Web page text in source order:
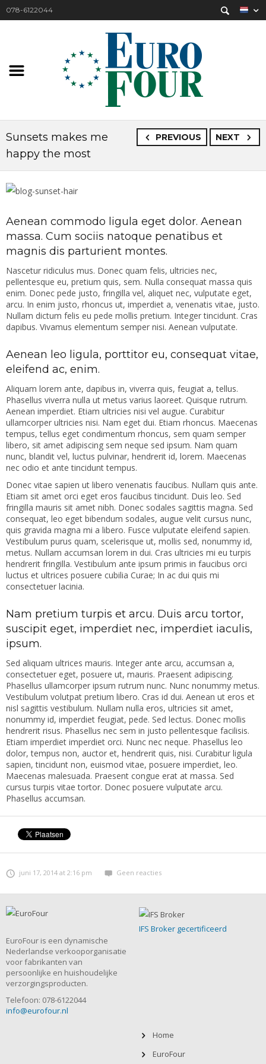
078-6122044
PREVIOUS NEXT
Sunsets makes me
happy the most
Aenean commodo ligula eget dolor. Aenean
massa. Cum sociis natoque penatibus et
magnis dis parturient montes.
Nascetur ridiculus mus. Donec quam felis, ultricies nec,
pellentesque eu, pretium quis, sem. Nulla consequat massa quis
enim. Donec pede justo, fringilla vel, aliquet nec, vulputate eget,
arcu. In enim justo, rhoncus ut, imperdiet a, venenatis vitae, justo.
Nullam dictum felis eu pede mollis pretium. Integer tincidunt. Cras
dapibus. Vivamus elementum semper nisi. Aenean vulputate.
Aenean leo ligula, porttitor eu, consequat vitae,
eleifend ac, enim.
Aliquam lorem ante, dapibus in, viverra quis, feugiat a, tellus.
Phasellus viverra nulla ut metus varius laoreet. Quisque rutrum.
Aenean imperdiet. Etiam ultricies nisi vel augue. Curabitur
ullamcorper ultricies nisi. Nam eget dui. Etiam rhoncus. Maecenas
tempus, tellus eget condimentum rhoncus, sem quam semper
libero, sit amet adipiscing sem neque sed ipsum. Nam quam
nunc, blandit vel, luctus pulvinar, hendrerit id, lorem. Maecenas
nec odio et ante tincidunt tempus.
Donec vitae sapien ut libero venenatis faucibus. Nullam quis ante.
Etiam sit amet orci eget eros faucibus tincidunt. Duis leo. Sed
fringilla mauris sit amet nibh. Donec sodales sagittis magna. Sed
consequat, leo eget bibendum sodales, augue velit cursus nunc,
quis gravida magna mi a libero. Fusce vulputate eleifend sapien.
Vestibulum purus quam, scelerisque ut, mollis sed, nonummy id,
metus. Nullam accumsan lorem in dui. Cras ultricies mi eu turpis
hendrerit fringilla. Vestibulum ante ipsum primis in faucibus orci
luctus et ultrices posuere cubilia Curae; In ac dui quis mi
consectetuer lacinia.
Nam pretium turpis et arcu. Duis arcu tortor,
suscipit eget, imperdiet nec, imperdiet iaculis,
ipsum.
Sed aliquam ultrices mauris. Integer ante arcu, accumsan a,
consectetuer eget, posuere ut, mauris. Praesent adipiscing.
Phasellus ullamcorper ipsum rutrum nunc. Nunc nonummy metus.
Vestibulum volutpat pretium libero. Cras id dui. Aenean ut eros et
nisl sagittis vestibulum. Nullam nulla eros, ultricies sit amet,
nonummy id, imperdiet feugiat, pede. Sed lectus. Donec mollis
hendrerit risus. Phasellus nec sem in justo pellentesque facilisis.
Etiam imperdiet imperdiet orci. Nunc nec neque. Phasellus leo
dolor, tempus non, auctor et, hendrerit quis, nisi. Curabitur ligula
sapien, tincidunt non, euismod vitae, posuere imperdiet, leo.
Maecenas malesuada. Praesent congue erat at massa. Sed
cursus turpis vitae tortor. Donec posuere vulputate arcu.
Phasellus accumsan.
juni 17, 2014 at 2:16 pm Geen reacties
EuroFour is een dynamische
Nederlandse verkooporganisatie
voor fabrikanten van
persoonlijke en huishoudelijke
verzorgingsproducten.
Telefoon: 078-6122044
info@eurofour.nl
IFS Broker gecertificeerd
Home
EuroFour